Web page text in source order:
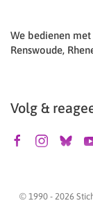
We bedienen met
Renswoude,
Volg &
© 1990 - 2026